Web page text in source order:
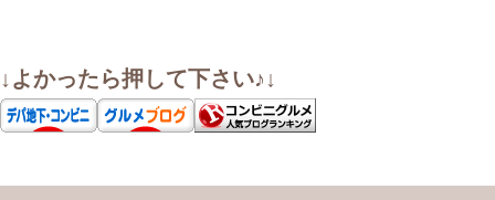
↓よかったら押して下さい♪↓